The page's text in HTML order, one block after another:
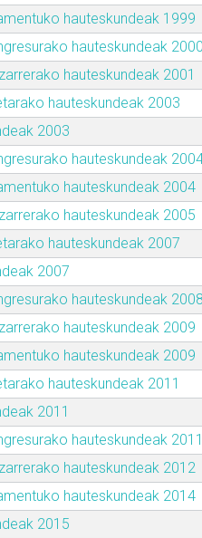
hauteskundeak 1999
hauteskundeak 2000
hauteskundeak 2001
hauteskundeak 2003
2003
hauteskundeak
hauteskundeak 2004
hauteskundeak 2005
hauteskundeak 2007
2007
hauteskundeak 2008
hauteskundeak 2009
hauteskundeak 2009
hauteskundeak 2011
2011
hauteskundeak 2011
hauteskundeak 2012
hauteskundeak 2014
2015